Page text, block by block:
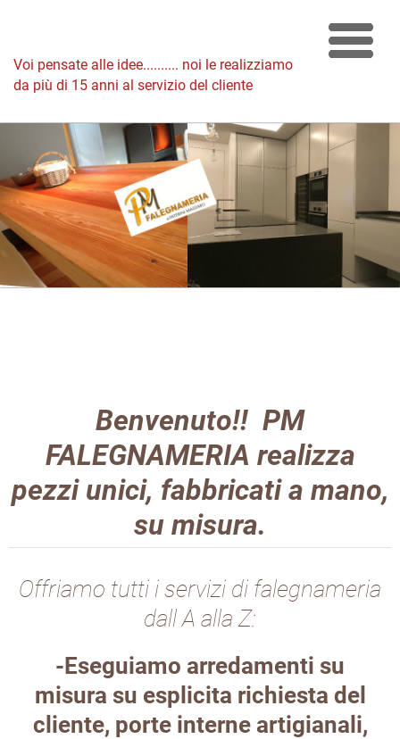
Voi pensate alle idee.......... noi le realizziamo
da più di 15 anni al servizio del cliente
Benvenuto!! PM
FALEGNAMERIA realizza
pezzi unici, fabbricati a mano,
su misura.
Offriamo tutti i servizi di falegnameria
dall A alla Z:
-Eseguiamo arredamenti su
misura su esplicita richiesta del
cliente, porte interne artigianali,